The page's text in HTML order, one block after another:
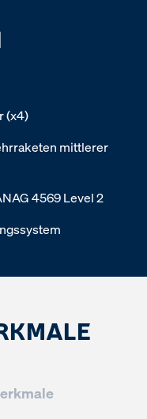
(x4)
mittlerer
4569 Level 2